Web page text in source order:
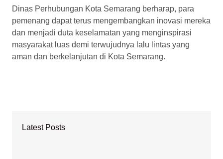
Dinas Perhubungan Kota Semarang berharap, para
pemenang dapat terus mengembangkan inovasi mereka
dan menjadi duta keselamatan yang menginspirasi
masyarakat luas demi terwujudnya lalu lintas yang
aman dan berkelanjutan di Kota Semarang.
Latest Posts